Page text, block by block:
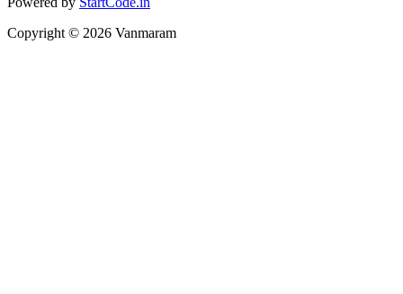
Copyright © 2026 Vanmaram